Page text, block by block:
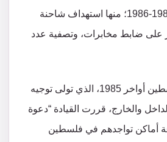
العمليات في الفترة 1985-1986؛ منها استهداف شاحنة
على ضابط مخابرات، وتصفية عدد
وبعد تشكيل جهاز فلسطين أواخر 1985، الذي تولى توجيه
والخارج، قررت القيادة “دعوة
أماكن تواجدهم في فلسطين